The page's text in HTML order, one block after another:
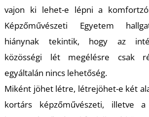
vajon ki lehet-e lépni a
Képzőművészeti Egyetem
hiánynak tekintik, hogy az
közösségi lét megélésre csak
egyáltalán nincs lehetőség.
Miként jöhet létre, létrejöhet-e két
kortárs képzőművészeti, illetve